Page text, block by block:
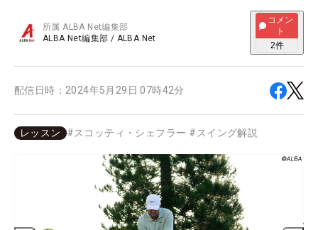
所属ALBA Net編集部
ALBA Net編集部 / ALBA Net
コメン
ト
2件
配信日時： 2024年5月29日 07時42分
レッスン #スコッティ・シェフラー # スイング解説